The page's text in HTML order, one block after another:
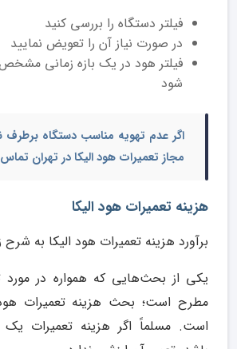
فیلتر دستگاه را بررسی کنید
در صورت نیاز آن را تعویض نمایید
فیلتر هود در یک بازه زمانی
شود
اگر عدم تهویه مناسب دستگاه برطرف
مجاز تعمیرات هود الیکا در تهران
هزینه تعمیرات هود الیکا
برآورد هزینه تعمیرات هود الیکا به
یکی از بحث‌هایی که همواره در مورد
مطرح است؛ بحث هزینه تعمیرات
است. مسلماً اگر هزینه تعمیرات یک